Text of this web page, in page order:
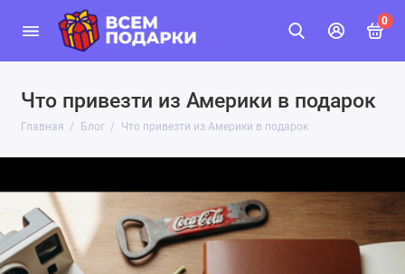
0
Что привезти из Америки в подарок
Главная Блог Что привезти из Америки в подарок